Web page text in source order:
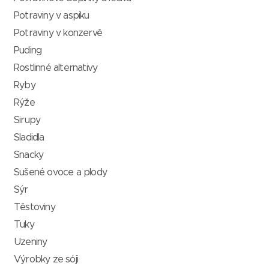
Potraviny v aspiku
Potraviny v konzervě
Puding
Rostlinné alternativy
Ryby
Rýže
Sirupy
Sladidla
Snacky
Sušené ovoce a plody
Sýr
Těstoviny
Tuky
Uzeniny
Výrobky ze sóji